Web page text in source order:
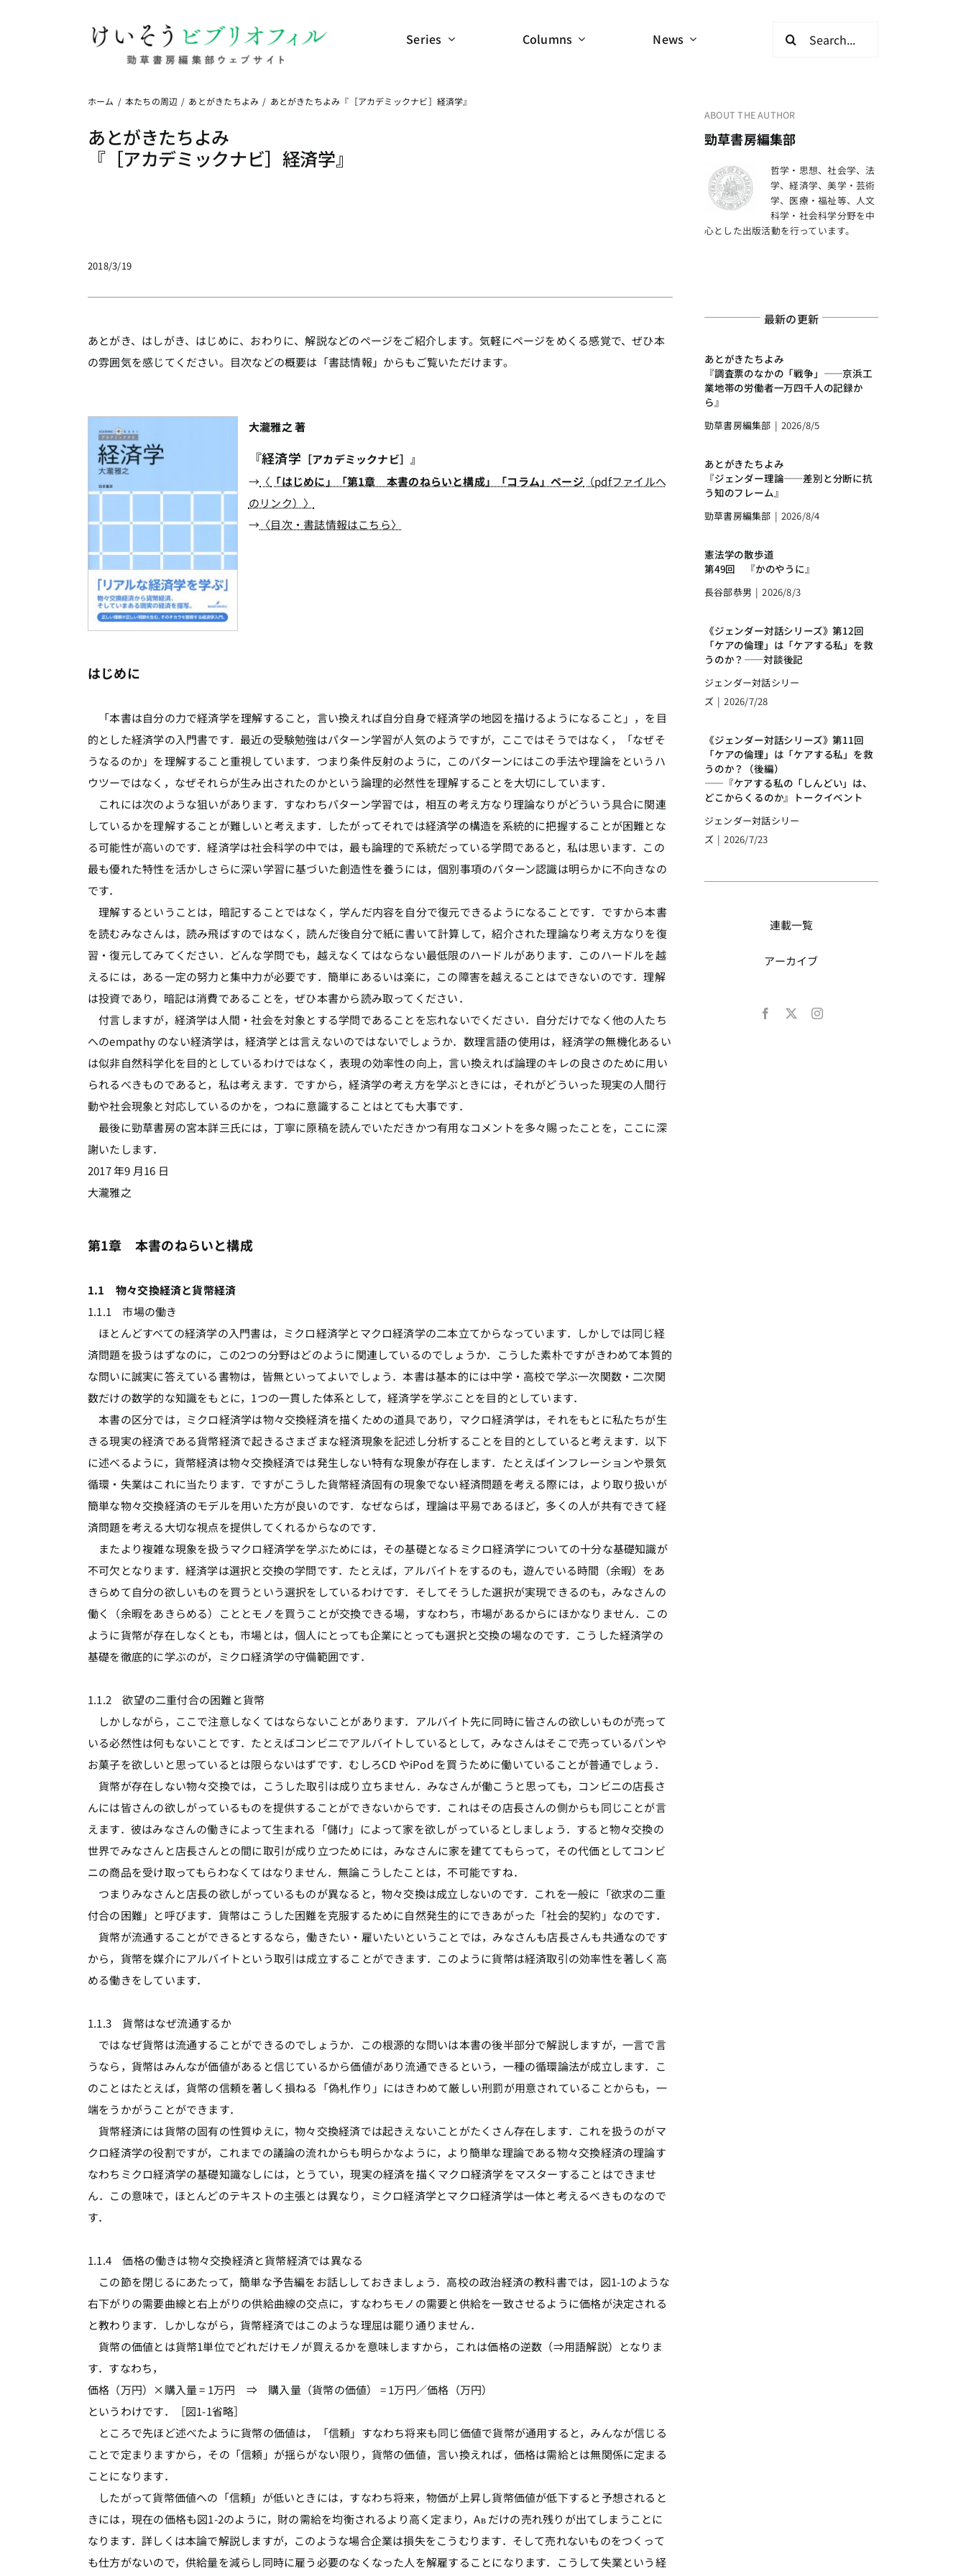
Series Columns News
ホーム 本たちの周辺 あとがきたちよみ あとがきたちよみ『［アカデミックナビ］経済学』
あとがきたちよみ
『［アカデミックナビ］経済学』
ABOUT THE AUTHOR
勁草書房編集部
哲学・思想、社会学、法
学、経済学、美学・芸術
学、医療・福祉等、人文
科学・社会科学分野を中
心とした出版活動を行っています。
2018/3/19
あとがき、はしがき、はじめに、おわりに、解説などのページをご紹介します。気軽にページをめくる感覚で、ぜひ本
の雰囲気を感じてください。目次などの概要は「書誌情報」からもご覧いただけます。
大瀧雅之 著
『経済学 ［アカデミックナビ］』
→ 〈 「はじめに」「第1章 本書のねらいと構成」「コラム」ページ（pdfファイルへ
のリンク）〉
→ 〈目次・書誌情報はこちら〉
はじめに
「本書は自分の力で経済学を理解すること，言い換えれば自分自身で経済学の地図を描けるようになること」，を目
的とした経済学の入門書です．最近の受験勉強はパターン学習が人気のようですが，ここではそうではなく，「なぜそ
うなるのか」を理解すること重視しています．つまり条件反射のように，このパターンにはこの手法や理論をというハ
ウツーではなく，なぜそれらが生み出されたのかという論理的必然性を理解することを大切にしています．
これには次のような狙いがあります．すなわちパターン学習では，相互の考え方なり理論なりがどういう具合に関連
しているかを理解することが難しいと考えます．したがってそれでは経済学の構造を系統的に把握することが困難とな
る可能性が高いのです．経済学は社会科学の中では，最も論理的で系統だっている学問であると，私は思います．この
最も優れた特性を活かしさらに深い学習に基づいた創造性を養うには，個別事項のパターン認識は明らかに不向きなの
です．
理解するということは，暗記することではなく，学んだ内容を自分で復元できるようになることです．ですから本書
を読むみなさんは，読み飛ばすのではなく，読んだ後自分で紙に書いて計算して，紹介された理論なり考え方なりを復
習・復元してみてください．どんな学問でも，越えなくてはならない最低限のハードルがあります．このハードルを越
えるには，ある一定の努力と集中力が必要です．簡単にあるいは楽に，この障害を越えることはできないのです．理解
は投資であり，暗記は消費であることを，ぜひ本書から読み取ってください．
付言しますが，経済学は人間・社会を対象とする学問であることを忘れないでください．自分だけでなく他の人たち
へのempathy のない経済学は，経済学とは言えないのではないでしょうか．数理言語の使用は，経済学の無機化あるい
は似非自然科学化を目的としているわけではなく，表現の効率性の向上，言い換えれば論理のキレの良さのために用い
られるべきものであると，私は考えます．ですから，経済学の考え方を学ぶときには，それがどういった現実の人間行
動や社会現象と対応しているのかを，つねに意識することはとても大事です．
最後に勁草書房の宮本詳三氏には，丁寧に原稿を読んでいただきかつ有用なコメントを多々賜ったことを，ここに深
謝いたします．
2017 年9 月16 日
大瀧雅之
第1章 本書のねらいと構成
1.1 物々交換経済と貨幣経済
1.1.1 市場の働き
ほとんどすべての経済学の入門書は，ミクロ経済学とマクロ経済学の二本立てからなっています．しかしでは同じ経
済問題を扱うはずなのに，この2つの分野はどのように関連しているのでしょうか．こうした素朴ですがきわめて本質的
な問いに誠実に答えている書物は，皆無といってよいでしょう．本書は基本的には中学・高校で学ぶ一次関数・二次関
数だけの数学的な知識をもとに，1つの一貫した体系として，経済学を学ぶことを目的としています．
本書の区分では，ミクロ経済学は物々交換経済を描くための道具であり，マクロ経済学は，それをもとに私たちが生
きる現実の経済である貨幣経済で起きるさまざまな経済現象を記述し分析することを目的としていると考えます．以下
に述べるように，貨幣経済は物々交換経済では発生しない特有な現象が存在します．たとえばインフレーションや景気
循環・失業はこれに当たります．ですがこうした貨幣経済固有の現象でない経済問題を考える際には，より取り扱いが
簡単な物々交換経済のモデルを用いた方が良いのです．なぜならば，理論は平易であるほど，多くの人が共有できて経
済問題を考える大切な視点を提供してくれるからなのです．
またより複雑な現象を扱うマクロ経済学を学ぶためには，その基礎となるミクロ経済学についての十分な基礎知識が
不可欠となります．経済学は選択と交換の学問です．たとえば，アルバイトをするのも，遊んでいる時間（余暇）をあ
きらめて自分の欲しいものを買うという選択をしているわけです．そしてそうした選択が実現できるのも，みなさんの
働く（余暇をあきらめる）こととモノを買うことが交換できる場，すなわち，市場があるからにほかなりません．この
ように貨幣が存在しなくとも，市場とは，個人にとっても企業にとっても選択と交換の場なのです．こうした経済学の
基礎を徹底的に学ぶのが，ミクロ経済学の守備範囲です．
1.1.2 欲望の二重付合の困難と貨幣
しかしながら，ここで注意しなくてはならないことがあります．アルバイト先に同時に皆さんの欲しいものが売って
いる必然性は何もないことです．たとえばコンビニでアルバイトしているとして，みなさんはそこで売っているパンや
お菓子を欲しいと思っているとは限らないはずです．むしろCD やiPod を買うために働いていることが普通でしょう．
貨幣が存在しない物々交換では，こうした取引は成り立ちません．みなさんが働こうと思っても，コンビニの店長さ
んには皆さんの欲しがっているものを提供することができないからです．これはその店長さんの側からも同じことが言
えます．彼はみなさんの働きによって生まれる「儲け」によって家を欲しがっているとしましょう．すると物々交換の
世界でみなさんと店長さんとの間に取引が成り立つためには，みなさんに家を建ててもらって，その代価としてコンビ
ニの商品を受け取ってもらわなくてはなりません．無論こうしたことは，不可能ですね．
つまりみなさんと店長の欲しがっているものが異なると，物々交換は成立しないのです．これを一般に「欲求の二重
付合の困難」と呼びます．貨幣はこうした困難を克服するために自然発生的にできあがった「社会的契約」なのです．
貨幣が流通することができるとするなら，働きたい・雇いたいということでは，みなさんも店長さんも共通なのです
から，貨幣を媒介にアルバイトという取引は成立することができます．このように貨幣は経済取引の効率性を著しく高
める働きをしています．
1.1.3 貨幣はなぜ流通するか
ではなぜ貨幣は流通することができるのでしょうか．この根源的な問いは本書の後半部分で解説しますが，一言で言
うなら，貨幣はみんなが価値があると信じているから価値があり流通できるという，一種の循環論法が成立します．こ
のことはたとえば，貨幣の信頼を著しく損ねる「偽札作り」にはきわめて厳しい刑罰が用意されていることからも，一
端をうかがうことができます．
貨幣経済には貨幣の固有の性質ゆえに，物々交換経済では起きえないことがたくさん存在します．これを扱うのがマ
クロ経済学の役割ですが，これまでの議論の流れからも明らかなように，より簡単な理論である物々交換経済の理論す
なわちミクロ経済学の基礎知識なしには，とうてい，現実の経済を描くマクロ経済学をマスターすることはできませ
ん．この意味で，ほとんどのテキストの主張とは異なり，ミクロ経済学とマクロ経済学は一体と考えるべきものなので
す．
1.1.4 価格の働きは物々交換経済と貨幣経済では異なる
この節を閉じるにあたって，簡単な予告編をお話ししておきましょう．高校の政治経済の教科書では，図1-1のような
右下がりの需要曲線と右上がりの供給曲線の交点に，すなわちモノの需要と供給を一致させるように価格が決定される
と教わります．しかしながら，貨幣経済ではこのような理屈は罷り通りません．
貨幣の価値とは貨幣1単位でどれだけモノが買えるかを意味しますから，これは価格の逆数（⇒用語解説）となりま
す．すなわち，
価格（万円）×購入量 = 1万円 ⇒ 購入量（貨幣の価値） = 1万円／価格（万円）
というわけです．［図1-1省略］
ところで先ほど述べたように貨幣の価値は，「信頼」すなわち将来も同じ価値で貨幣が通用すると，みんなが信じる
ことで定まりますから，その「信頼」が揺らがない限り，貨幣の価値，言い換えれば，価格は需給とは無関係に定まる
ことになります．
したがって貨幣価値への「信頼」が低いときには，すなわち将来，物価が上昇し貨幣価値が低下すると予想されると
きには，現在の価格も図1-2のように，財の需給を均衡されるより高く定まり，Aʙ だけの売れ残りが出てしまうことに
なります．詳しくは本論で解説しますが，このような場合企業は損失をこうむります．そして売れないものをつくって
も仕方がないので，供給量を減らし同時に雇う必要のなくなった人を解雇することになります．こうして失業という経
最新の更新
あとがきたちよみ
『調査票のなかの「戦争」――京浜工
業地帯の労働者一万四千人の記録か
ら』
勁草書房編集部 | 2026/8/5
あとがきたちよみ
『ジェンダー理論――差別と分断に抗
う知のフレーム』
勁草書房編集部 | 2026/8/4
憲法学の散歩道
第49回 『かのやうに』
長谷部恭男 | 2026/8/3
《ジェンダー対話シリーズ》第12回
「ケアの倫理」は「ケアする私」を救
うのか？――対談後記
ジェンダー対話シリー
ズ | 2026/7/28
《ジェンダー対話シリーズ》第11回
「ケアの倫理」は「ケアする私」を救
うのか？（後編）
――『ケアする私の「しんどい」は、
どこからくるのか』トークイベント
ジェンダー対話シリー
ズ | 2026/7/23
連載一覧
アーカイブ